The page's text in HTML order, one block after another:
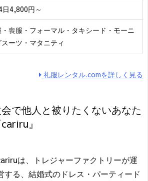
日4,800円～
喪服・フォーマル・タキシード・モーニ
スーツ・マタニティ
礼服レンタル.comを詳しく見る
で他人と被りたくないあなた
』
は、トレジャーファクトリーが運
する、結婚式のドレス・パーティード